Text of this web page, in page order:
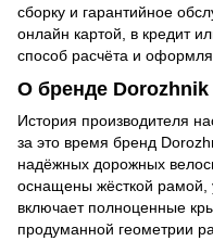
сборку и гарантийное
онлайн картой, в кредит
способ расчёта и
О бренде Dorozhnik
История производителя
за это время бренд
надёжных дорожных
оснащены жёсткой рамой,
включает полноценные
продуманной геометрии